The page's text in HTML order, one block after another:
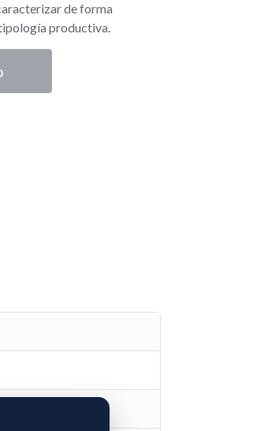
de forma
productiva.